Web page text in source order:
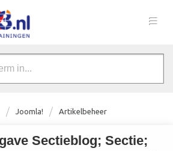
Joomla! Artikelbeheer
Sectieblog; Sectie;